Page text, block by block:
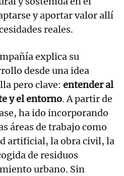
y aportar valor allí
reales.
explica su
desde una idea
pero clave: entender al
y el entorno. A partir de
ha ido incorporando
áreas de trabajo como
artificial, la obra civil, la
de residuos
urbano. Sin